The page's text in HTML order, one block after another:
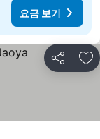
요금 보기
공유 즐